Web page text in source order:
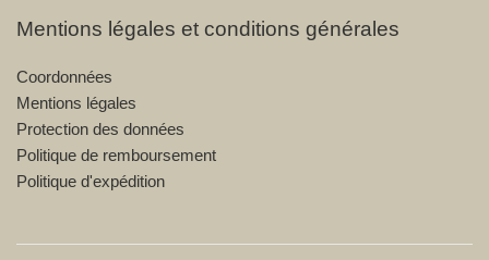
Mentions légales et conditions générales
Coordonnées
Mentions légales
Protection des données
Politique de remboursement
Politique d'expédition